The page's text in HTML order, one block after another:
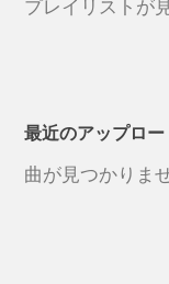
プレイリストが
最近のアップロー
曲が見つかりませ